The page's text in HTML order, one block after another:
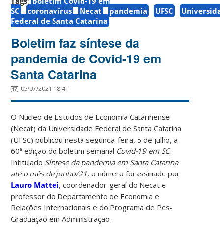
SC
coronavírus Necat pandemia UFSC
Federal de Santa Catarina
Boletim faz síntese da
pandemia de Covid-19 em
Santa Catarina
05/07/2021 18:41
O Núcleo de Estudos de Economia Catarinense
(Necat) da Universidade Federal de Santa Catarina
(UFSC) publicou nesta segunda-feira, 5 de julho, a
60ª edição do boletim semanal Covid-19 em SC.
Intitulado Síntese da pandemia em Santa Catarina
até o mês de junho/21, o número foi assinado por
Lauro Mattei, coordenador-geral do Necat e
professor do Departamento de Economia e
Relações Internacionais e do Programa de Pós-
Graduação em Administração.